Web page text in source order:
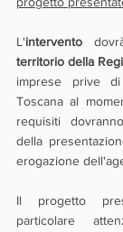
L'intervento
territorio della
imprese prive
Toscana al
requisiti
della
erogazione
Il progetto
particolare